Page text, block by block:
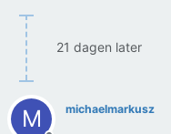
21 dagen later
M michaelmarkusz